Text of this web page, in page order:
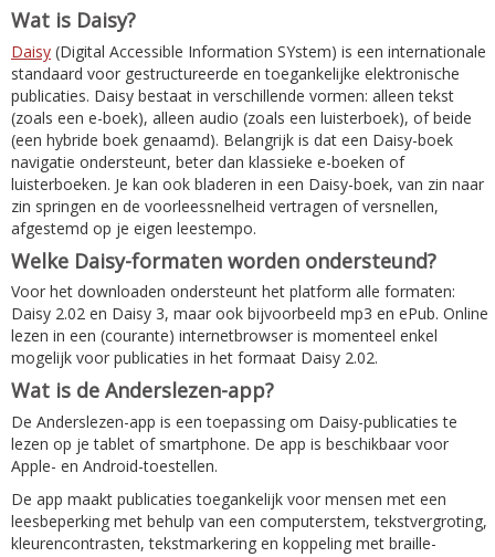
Wat is Daisy?
Daisy (Digital Accessible Information SYstem) is een internationale
standaard voor gestructureerde en toegankelijke elektronische
publicaties. Daisy bestaat in verschillende vormen: alleen tekst
(zoals een e-boek), alleen audio (zoals een luisterboek), of beide
(een hybride boek genaamd). Belangrijk is dat een Daisy-boek
navigatie ondersteunt, beter dan klassieke e-boeken of
luisterboeken. Je kan ook bladeren in een Daisy-boek, van zin naar
zin springen en de voorleessnelheid vertragen of versnellen,
afgestemd op je eigen leestempo.
Welke Daisy-formaten worden ondersteund?
Voor het downloaden ondersteunt het platform alle formaten:
Daisy 2.02 en Daisy 3, maar ook bijvoorbeeld mp3 en ePub. Online
lezen in een (courante) internetbrowser is momenteel enkel
mogelijk voor publicaties in het formaat Daisy 2.02.
Wat is de Anderslezen-app?
De Anderslezen-app is een toepassing om Daisy-publicaties te
lezen op je tablet of smartphone. De app is beschikbaar voor
Apple- en Android-toestellen.
De app maakt publicaties toegankelijk voor mensen met een
leesbeperking met behulp van een computerstem, tekstvergroting,
kleurencontrasten, tekstmarkering en koppeling met braille-